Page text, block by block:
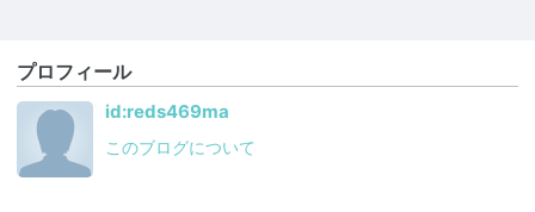
プロフィール
id:reds469ma
このブログについて